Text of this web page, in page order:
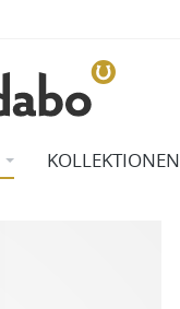
KOLLEKTIONEN